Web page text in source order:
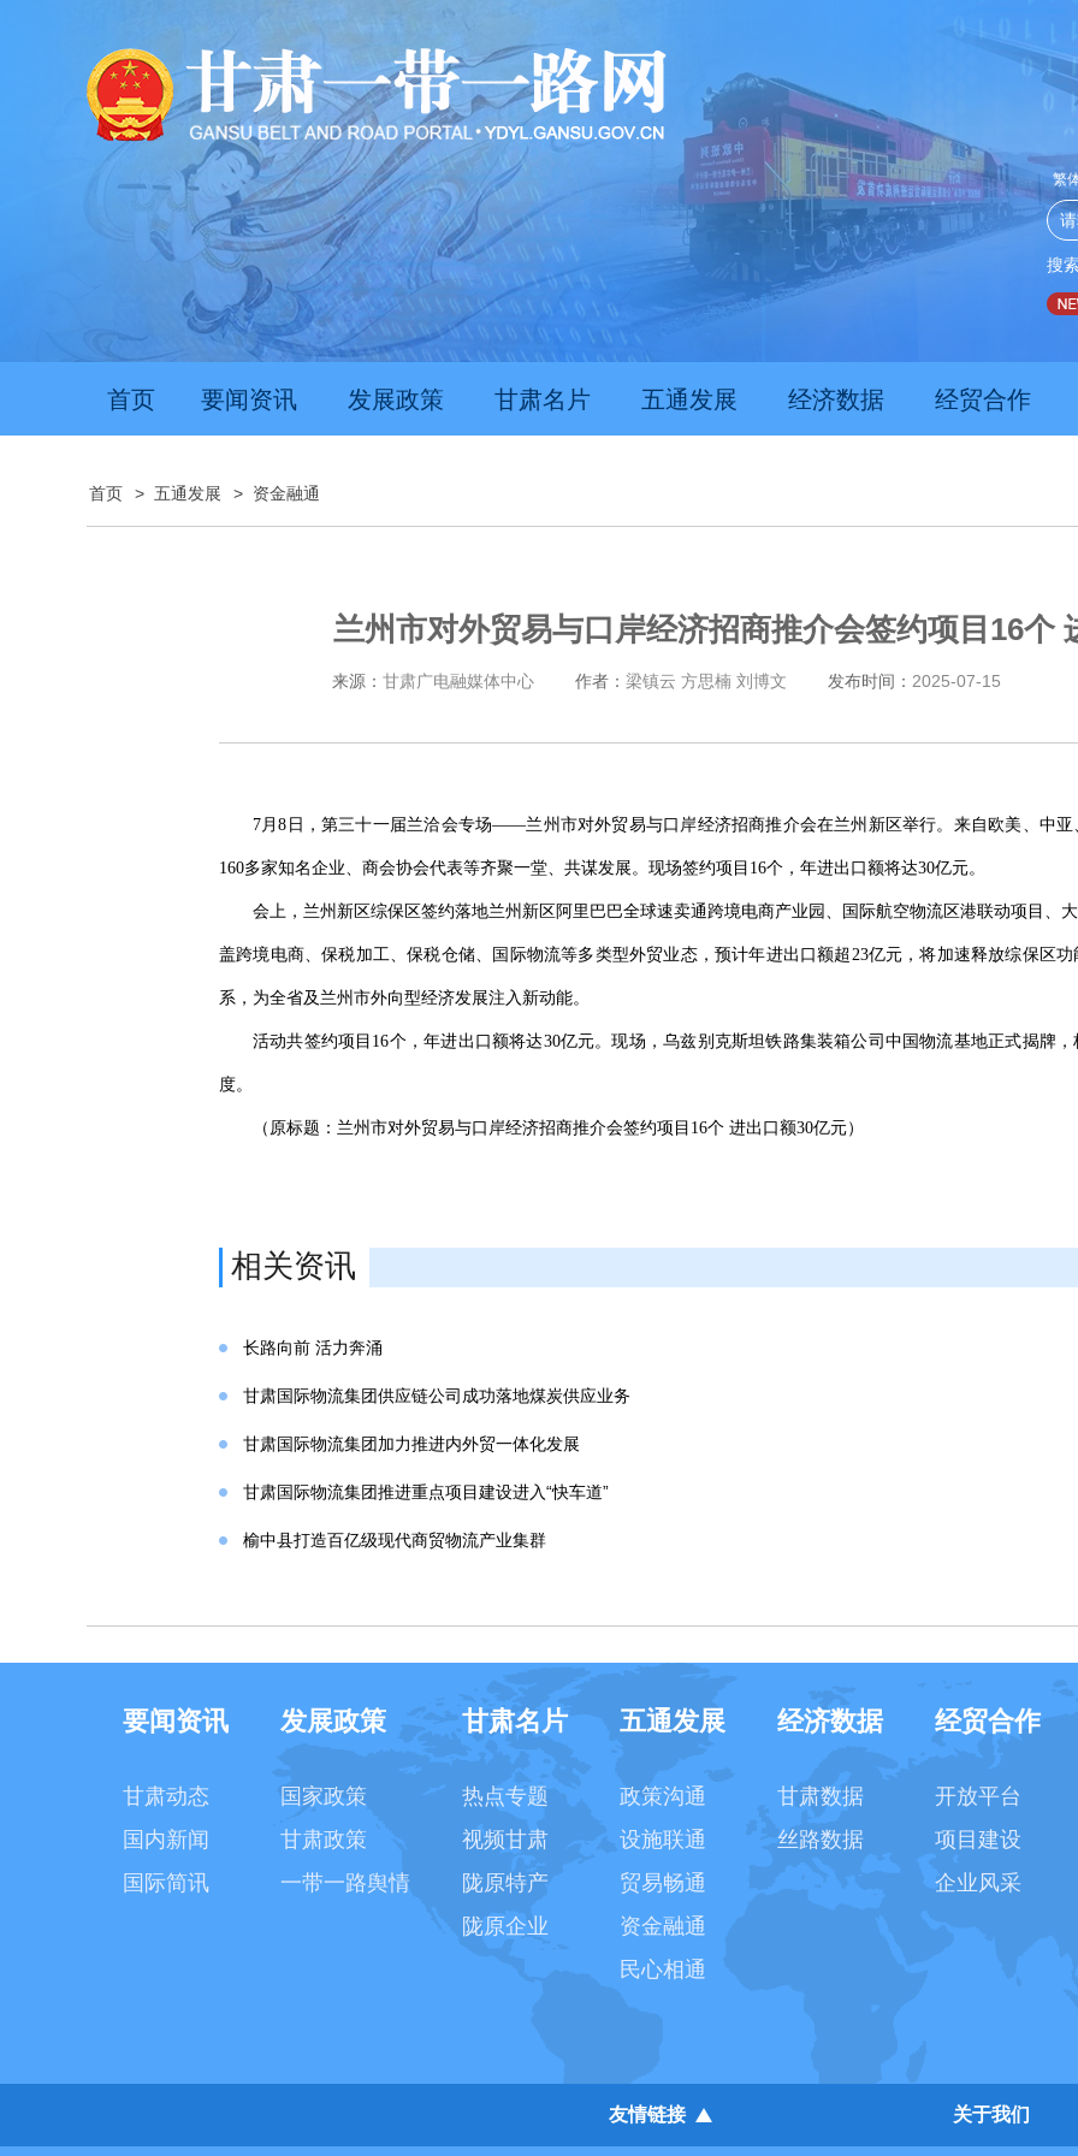
繁
搜
推动经济持续向新向优向好发展 甘肃上半年新质生产力发
首页 要闻资讯 发展政策 甘肃名片 五通发展 经济数据 经贸合作
首页 > 五通发展 > 资金融通
兰州市对外贸易与口岸经济招商推介会签约项目16个
来源： 甘肃广电融媒体中心 作者： 梁镇云 方思楠 刘博文 发布时间： 2025-07-15
7月8日，第三十一届兰洽会专场——兰州市对外贸易与口岸经济招商推介会在兰州新区举行。来自欧美、中
160多家知名企业、商会协会代表等齐聚一堂、共谋发展。现场签约项目16个，年进出口额将达30亿元。
会上，兰州新区综保区签约落地兰州新区阿里巴巴全球速卖通跨境电商产业园、国际航空物流区港联动项目、
盖跨境电商、保税加工、保税仓储、国际物流等多类型外贸业态，预计年进出口额超23亿元，将加速释放综保区
系，为全省及兰州市外向型经济发展注入新动能。
活动共签约项目16个，年进出口额将达30亿元。现场，乌兹别克斯坦铁路集装箱公司中国物流基地正式揭牌
度。
（原标题：兰州市对外贸易与口岸经济招商推介会签约项目16个 进出口额30亿元）
相关资讯
长路向前 活力奔涌
甘肃国际物流集团供应链公司成功落地煤炭供应业务
甘肃国际物流集团加力推进内外贸一体化发展
甘肃国际物流集团推进重点项目建设进入“快车道”
榆中县打造百亿级现代商贸物流产业集群
要闻资讯
甘肃动态
国内新闻
国际简讯
发展政策
国家政策
甘肃政策
一带一路舆情
甘肃名片
热点专题
视频甘肃
陇原特产
陇原企业
五通发展
政策沟通
设施联通
贸易畅通
资金融通
民心相通
经济数据
甘肃数据
丝路数据
经贸合作
开放平台
项目建设
企业风采
友情链接 关于我们